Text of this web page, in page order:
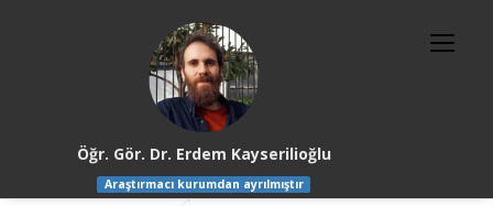
Öğr. Gör. Dr. Erdem Kayserilioğlu
Araştırmacı kurumdan ayrılmıştır